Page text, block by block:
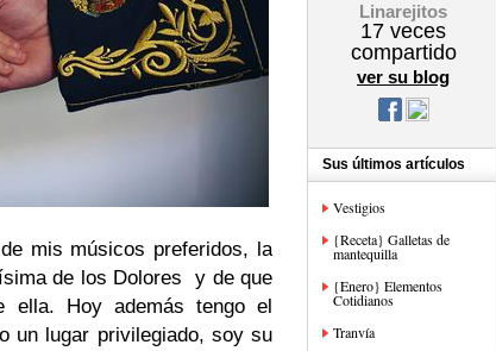
mis músicos preferidos, la
de los Dolores y de que
ella. Hoy además tengo el
un lugar privilegiado, soy su
Linarejitos
17 veces
compartido
ver su blog
Sus últimos artículos
Vestigios
{Receta} Galletas de
mantequilla
{Enero} Elementos
Cotidianos
Tranvía